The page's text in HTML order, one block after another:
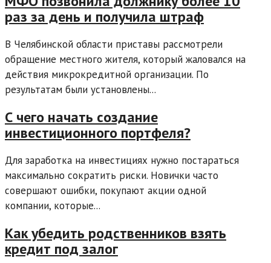
раз за день и получила штраф
В Челябинской области приставы рассмотрели
обращение местного жителя, который жаловался на
действия микрокредитной организации. По
результатам были установлены...
С чего начать создание
инвестиционного портфеля?
Для заработка на инвестициях нужно постараться
максимально сократить риски. Новички часто
совершают ошибки, покупают акции одной
компании, которые...
Как убедить родственников взять
кредит под залог